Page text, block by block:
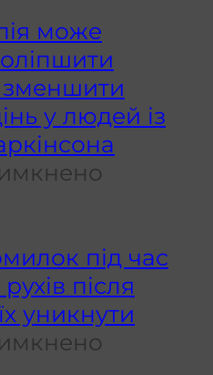
коли
вона
за
може
зменшити
у людей із
може
під час
після
уникнути